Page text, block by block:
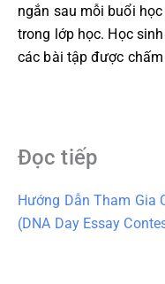
ngắn sau mỗi buổi
trong lớp học. Học
các bài tập được
Đọc tiếp
Hướng Dẫn Tham Gia
(DNA Day Essay